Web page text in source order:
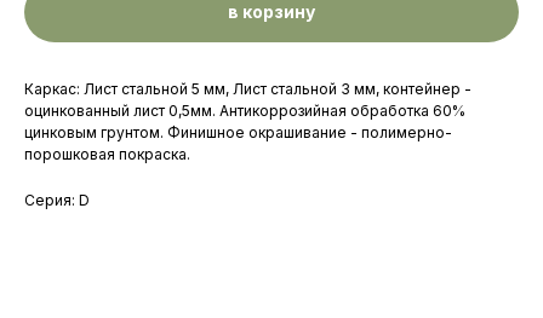
в корзину
Каркас: Лист стальной 5 мм, Лист стальной 3 мм, контейнер -
оцинкованный лист 0,5мм. Антикоррозийная обработка 60%
цинковым грунтом. Финишное окрашивание - полимерно-
порошковая покраска.
Серия: D